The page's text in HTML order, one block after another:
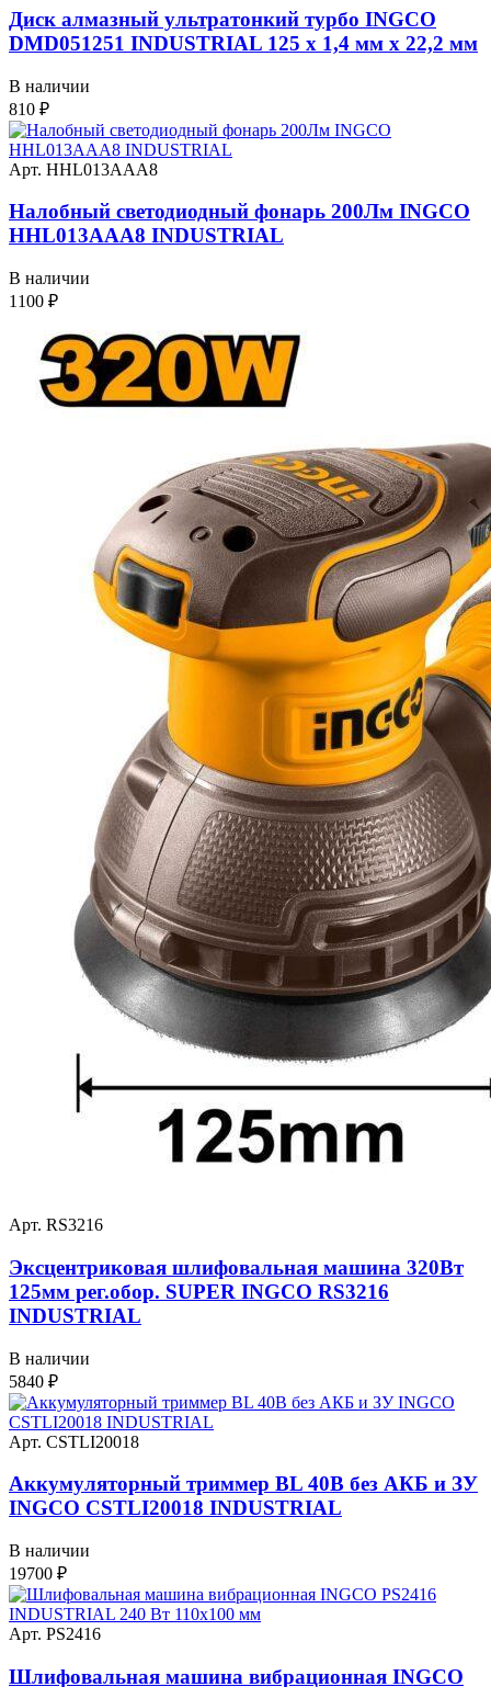
Диск алмазный ультратонкий турбо INGCO
DMD051251 INDUSTRIAL 125 х 1,4 мм x 22,2 мм
В наличии
810 ₽
Арт. HHL013AAA8
Налобный светодиодный фонарь 200Лм INGCO
HHL013AAA8 INDUSTRIAL
В наличии
1100 ₽
Арт. RS3216
Эксцентриковая шлифовальная машина 320Вт
125мм рег.обор. SUPER INGCO RS3216
INDUSTRIAL
В наличии
5840 ₽
Арт. CSTLI20018
Аккумуляторный триммер BL 40В без АКБ и ЗУ
INGCO CSTLI20018 INDUSTRIAL
В наличии
19700 ₽
Арт. PS2416
Шлифовальная машина вибрационная INGCO